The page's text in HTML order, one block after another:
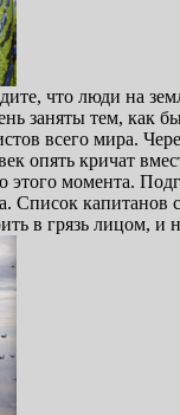
что люди на
заняты тем, как
всего мира.
опять кричат
момента.
Список
в грязь лицом,